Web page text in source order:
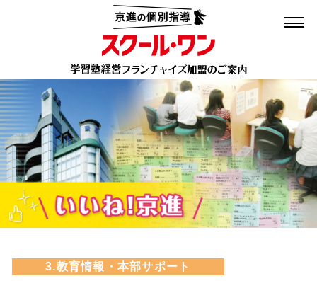
収益モデル・開業資金
キャンペーン・サポート
収益モデル
加盟・開校までの流れ
加盟のプロセス・サポート体制
スクール・ワンの強み
学習塾経営の魅力
コラム(いいね!京進)
3.教育情報・本部サポート